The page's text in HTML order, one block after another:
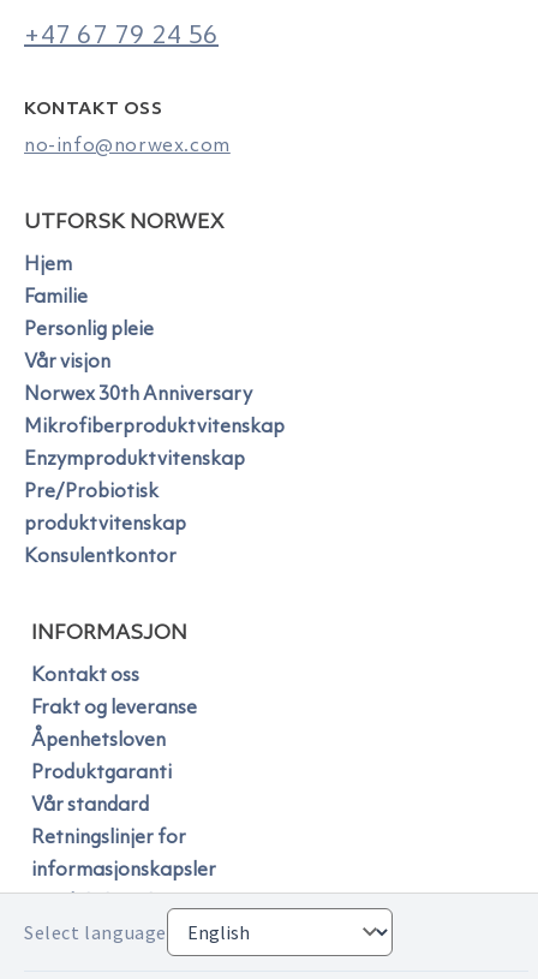
+47 67 79 24 56
KONTAKT OSS
no-info@norwex.com
UTFORSK NORWEX
Hjem
Familie
Personlig pleie
Vår visjon
Norwex 30th Anniversary
Mikrofiberproduktvitenskap
Enzymproduktvitenskap
Pre/Probiotisk
produktvitenskap
Konsulentkontor
INFORMASJON
Kontakt oss
Frakt og leveranse
Åpenhetsloven
Produktgaranti
Vår standard
Retningslinjer for
informasjonskapsler
Informasjonskapselinnstillinger
Select language